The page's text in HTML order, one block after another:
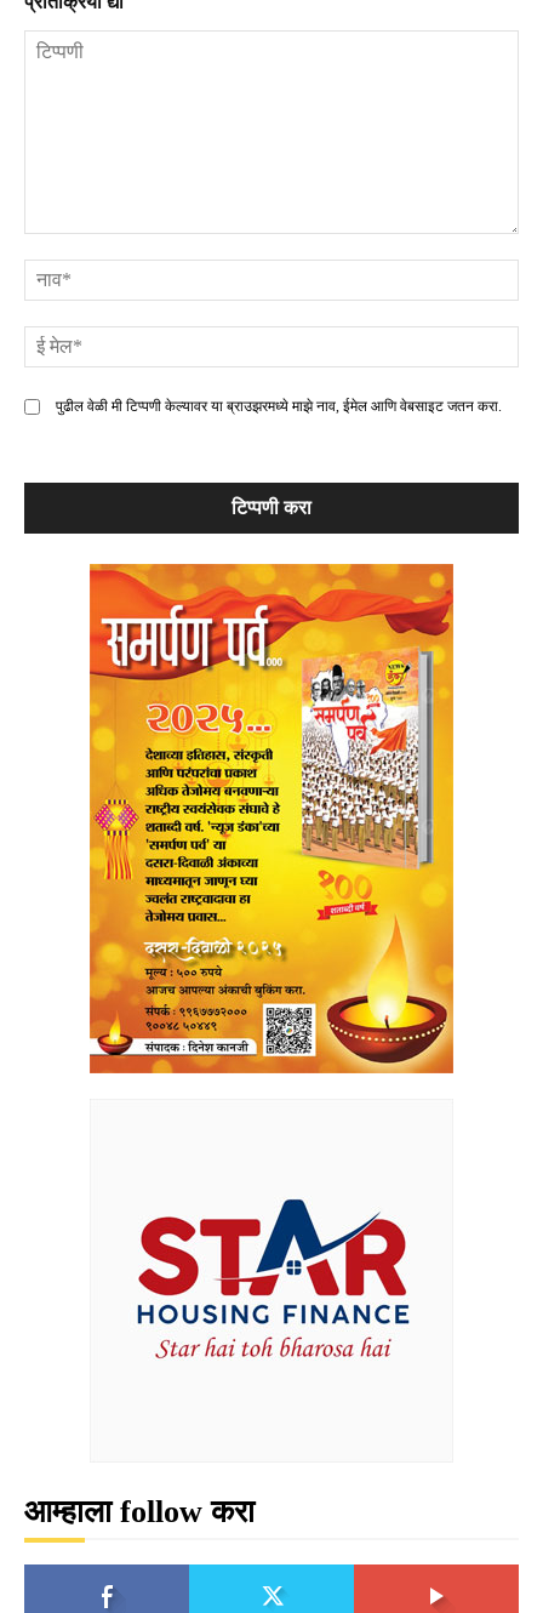
पुढील वेळी मी टिप्पणी केल्यावर या ब्राउझरमध्ये माझे नाव, ईमेल आणि वेबसाइट जतन करा.
आम्हाला follow करा